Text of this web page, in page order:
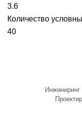
3.6
Количество
40
Инжиниринг